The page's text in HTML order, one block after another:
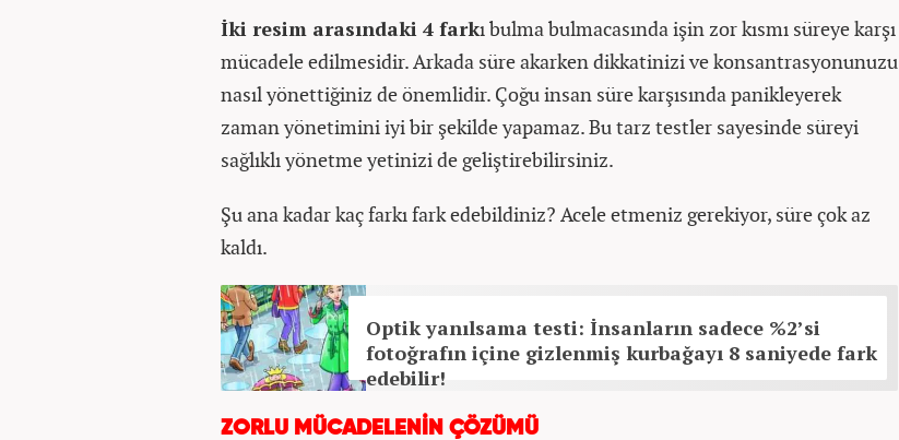
İki resim arasındaki 4 farkı bulma bulmacasında işin zor kısmı süreye karşı
mücadele edilmesidir. Arkada süre akarken dikkatinizi ve konsantrasyonunuzu
nasıl yönettiğiniz de önemlidir. Çoğu insan süre karşısında panikleyerek
zaman yönetimini iyi bir şekilde yapamaz. Bu tarz testler sayesinde süreyi
sağlıklı yönetme yetinizi de geliştirebilirsiniz.
Şu ana kadar kaç farkı fark edebildiniz? Acele etmeniz gerekiyor, süre çok az
kaldı.
Optik yanılsama testi: İnsanların sadece %2’si
fotoğrafın içine gizlenmiş kurbağayı 8 saniyede fark
edebilir!
ZORLU MÜCADELENİN ÇÖZÜMÜ